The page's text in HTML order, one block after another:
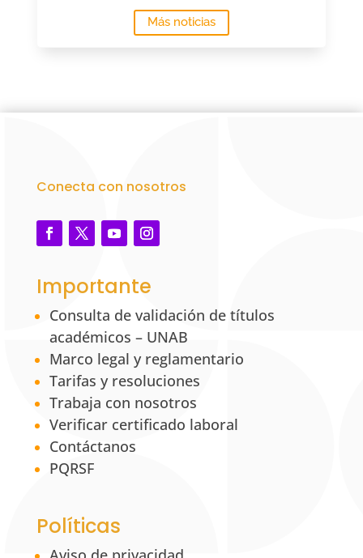
Más noticias
Conecta con nosotros
Importante
Consulta de validación de títulos
académicos – UNAB
Marco legal y reglamentario
Tarifas y resoluciones
Trabaja con nosotros
Verificar certificado laboral
Contáctanos
PQRSF
Políticas